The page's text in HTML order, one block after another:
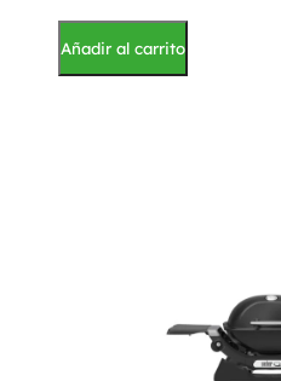
Añadir al carrito